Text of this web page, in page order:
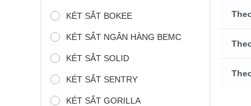
KÉT SẮT BOKEE
KÉT SẮT NGÂN HÀNG BEMC
KÉT SẮT SOLID
KÉT SẮT SENTRY
KÉT SẮT GORILLA